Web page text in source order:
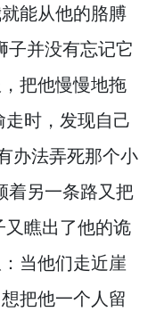
能从他的胳膊
子并没有忘记它
把他慢慢地拖
时， 发现自己
办法弄死那个小
着另一条路又把
又瞧出了他的诡
当他们走近崖
想把他一个人留